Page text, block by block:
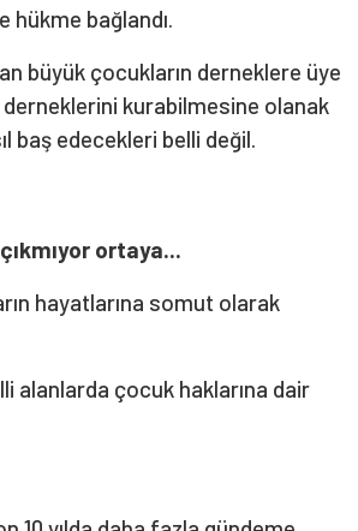
hükme bağlandı.
büyük çocukların derneklere üye
derneklerini kurabilmesine olanak
baş edecekleri belli değil.
ortaya...
hayatlarına somut olarak
alanlarda çocuk haklarına dair